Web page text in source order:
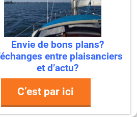
Accepter
Refuser
les préférences
Traitement de vos données
personnelles
? Larguez les
la Normandie
Envie de bons plans?
entre plaisanciers
et d’actu?
C’est par ici